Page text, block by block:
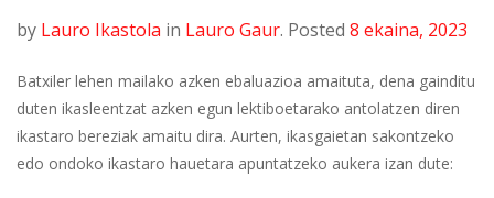
by Lauro Ikastola in Lauro Gaur. Posted 8 ekaina, 2023
Batxiler lehen mailako azken ebaluazioa amaituta, dena gainditu
duten ikasleentzat azken egun lektiboetarako antolatzen diren
ikastaro bereziak amaitu dira. Aurten, ikasgaietan sakontzeko
edo ondoko ikastaro hauetara apuntatzeko aukera izan dute: